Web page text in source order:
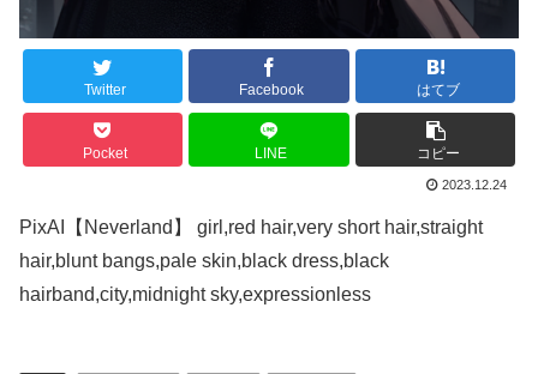
Twitter Facebook はてブ
Pocket LINE コピー
2023.12.24
PixAI【Neverland】 girl,red hair,very short hair,straight
hair,blunt bangs,pale skin,black dress,black
hairband,city,midnight sky,expressionless